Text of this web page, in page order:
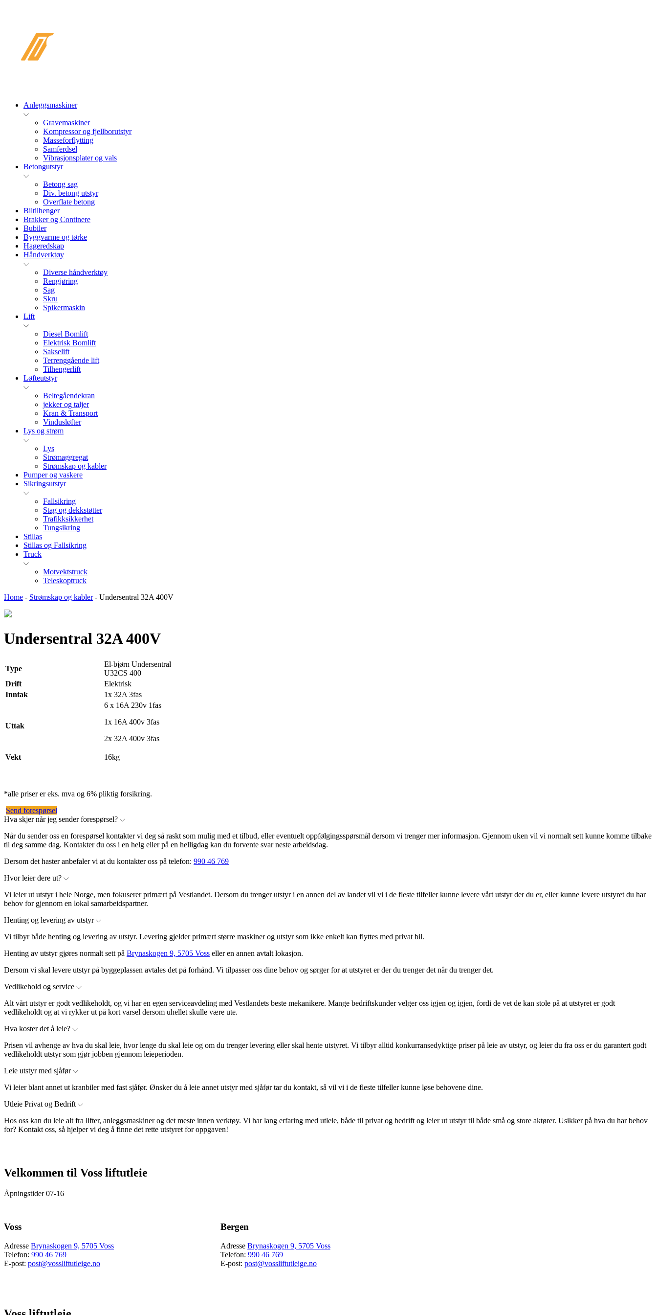
Anleggsmaskiner
Gravemaskiner
Kompressor og fjellborutstyr
Masseforflytting
Samferdsel
Vibrasjonsplater og vals
Betongutstyr
Betong sag
Div. betong utstyr
Overflate betong
Biltilhenger
Brakker og Continere
Bubiler
Byggvarme og tørke
Hageredskap
Håndverktøy
Diverse håndverktøy
Rengjøring
Sag
Skru
Spikermaskin
Lift
Diesel Bomlift
Elektrisk Bomlift
Sakselift
Terrenggående lift
Tilhengerlift
Løfteutstyr
Beltegåendekran
jekker og taljer
Kran & Transport
Vindusløfter
Lys og strøm
Lys
Strømaggregat
Strømskap og kabler
Pumper og vaskere
Sikringsutstyr
Fallsikring
Stag og dekkstøtter
Trafikksikkerhet
Tungsikring
Stillas
Stillas og Fallsikring
Truck
Motvektstruck
Teleskoptruck
Home - Strømskap og kabler- Undersentral 32A 400V
Undersentral 32A 400V
Type
El-bjørn Undersentral
U32CS 400
Drift
Elektrisk
Inntak
1x 32A 3fas
Uttak
6 x 16A 230v 1fas
1x 16A 400v 3fas
2x 32A 400v 3fas
Vekt 16kg
*alle priser er eks. mva og 6% pliktig forsikring.
Send forespørsel
Hva skjer når jeg sender forespørsel?
Når du sender oss en forespørsel kontakter vi deg så raskt som mulig med et tilbud, eller eventuelt oppfølgingsspørsmål dersom vi trenger mer informasjon. Gjennom uken vil vi normalt sett kunne komme tilbake
til deg samme dag. Kontakter du oss i en helg eller på en helligdag kan du forvente svar neste arbeidsdag.
Dersom det haster anbefaler vi at du kontakter oss på telefon: 990 46 769
Hvor leier dere ut?
Vi leier ut utstyr i hele Norge, men fokuserer primært på Vestlandet. Dersom du trenger utstyr i en annen del av landet vil vi i de fleste tilfeller kunne levere vårt utstyr der du er, eller kunne levere utstyret du har
behov for gjennom en lokal samarbeidspartner.
Henting og levering av utstyr
Vi tilbyr både henting og levering av utstyr. Levering gjelder primært større maskiner og utstyr som ikke enkelt kan flyttes med privat bil.
Henting av utstyr gjøres normalt sett på Brynaskogen 9, 5705 Voss eller en annen avtalt lokasjon.
Dersom vi skal levere utstyr på byggeplassen avtales det på forhånd. Vi tilpasser oss dine behov og sørger for at utstyret er der du trenger det når du trenger det.
Vedlikehold og service
Alt vårt utstyr er godt vedlikeholdt, og vi har en egen serviceavdeling med Vestlandets beste mekanikere. Mange bedriftskunder velger oss igjen og igjen, fordi de vet de kan stole på at utstyret er godt
vedlikeholdt og at vi rykker ut på kort varsel dersom uhellet skulle være ute.
Hva koster det å leie?
Prisen vil avhenge av hva du skal leie, hvor lenge du skal leie og om du trenger levering eller skal hente utstyret. Vi tilbyr alltid konkurransedyktige priser på leie av utstyr, og leier du fra oss er du garantert godt
vedlikeholdt utstyr som gjør jobben gjennom leieperioden.
Leie utstyr med sjåfør
Vi leier blant annet ut kranbiler med fast sjåfør. Ønsker du å leie annet utstyr med sjåfør tar du kontakt, så vil vi i de fleste tilfeller kunne løse behovene dine.
Utleie Privat og Bedrift
Hos oss kan du leie alt fra lifter, anleggsmaskiner og det meste innen verktøy. Vi har lang erfaring med utleie, både til privat og bedrift og leier ut utstyr til både små og store aktører. Usikker på hva du har behov
for? Kontakt oss, så hjelper vi deg å finne det rette utstyret for oppgaven!
Velkommen til Voss liftutleie
Åpningstider 07-16
Voss
Adresse Brynaskogen 9, 5705 Voss
Telefon: 990 46 769
E-post: post@vossliftutleige.no
Bergen
Adresse Brynaskogen 9, 5705 Voss
Telefon: 990 46 769
E-post: post@vossliftutleige.no